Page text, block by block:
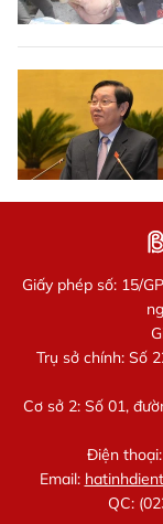
Giấy phép số: 15/
Trụ sở chính: Số
Cơ sở 2: Số 01,
Điện
Email:
QC: